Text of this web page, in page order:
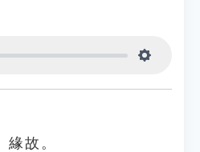
緣故。